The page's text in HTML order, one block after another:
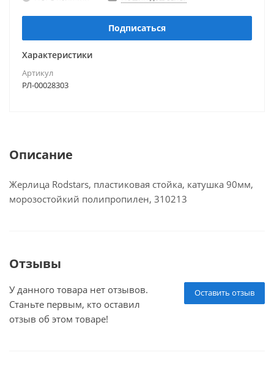
Подписаться
Характеристики
Артикул
РЛ-00028303
Описание
Жерлица Rodstars, пластиковая стойка, катушка 90мм,
морозостойкий полипропилен, 310213
Отзывы
Оставить отзыв
У данного товара нет отзывов.
Станьте первым, кто оставил
отзыв об этом товаре!